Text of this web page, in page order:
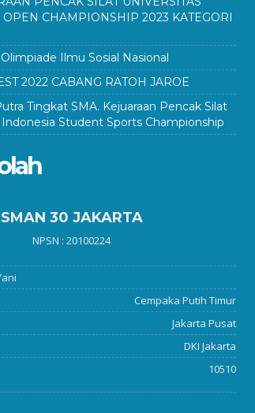
OPEN CHAMPIONSHIP 2023 KATEGORI
Ilmu Sosial Nasional
2022 CABANG RATOH JAROE
Tingkat SMA. Kejuaraan Pencak Silat
Student Sports Championship
SMAN 30 JAKARTA
NPSN : 20100224
Cempaka Putih Timur
Jakarta Pusat
DKI Jakarta
10510